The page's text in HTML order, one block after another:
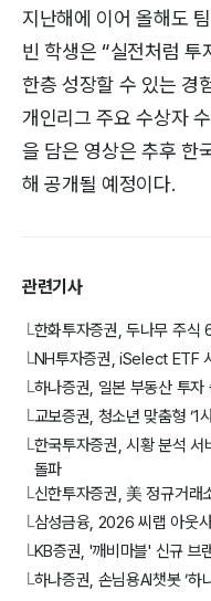
지난해에 이어 올해도
빈 학생은 “실전처럼 투
한층 성장할 수 있는 경
개인리그 주요 수상자
을 담은 영상은 추후 한
해 공개될 예정이다.
관련기사
└한화투자증권, 두나무 주
└NH투자증권, iSelect ETF
└하나증권, 일본 부동산 투자
└교보증권, 청소년 맞춤형 ‘1
└한국투자증권, 시황 분석
돌파
└신한투자증권, 美 정규거래
└삼성금융, 2026 씨랩 아웃
└KB증권, '깨비마블' 신규 브
└하나증권, 손님용AI챗봇 ‘하